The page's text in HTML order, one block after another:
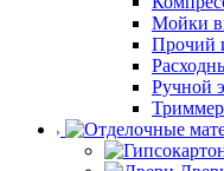
Мойки
Прочий
Ручной